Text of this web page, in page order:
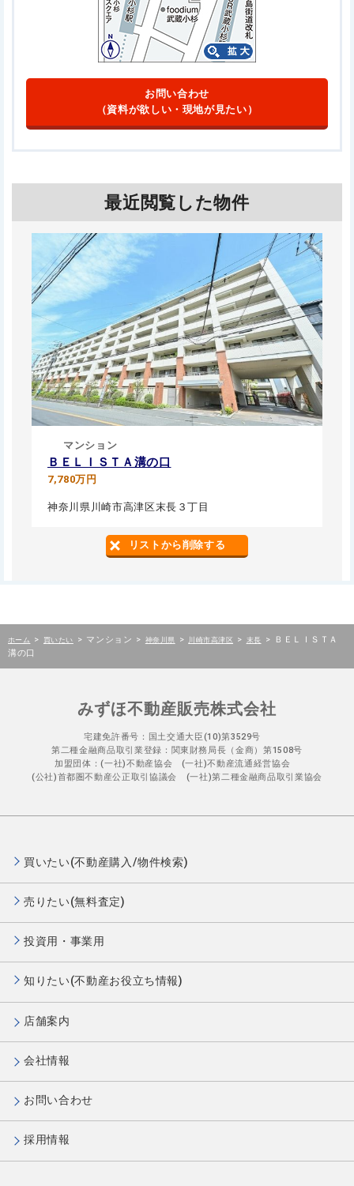
お問い合わせ
（資料が欲しい・現地が見たい）
最近閲覧した物件
マンション
ＢＥＬＩＳＴＡ溝の口
7,780万円
神奈川県川崎市高津区末長３丁目
リストから削除する
ホーム > 買いたい > マンション > 神奈川県 > 川崎市高津区 > 末長 >
ＢＥＬＩＳＴＡ
溝の口
みずほ不動産販売株式会社
宅建免許番号：国土交通大臣(10)第3529号
第二種金融商品取引業登録：関東財務局長（金商）第1508号
加盟団体：(一社)不動産協会 (一社)不動産流通経営協会
(公社)首都圏不動産公正取引協議会 (一社)第二種金融商品取引業協会
買いたい(不動産購入/物件検索)
売りたい(無料査定)
投資用・事業用
知りたい(不動産お役立ち情報)
店舗案内
会社情報
お問い合わせ
採用情報